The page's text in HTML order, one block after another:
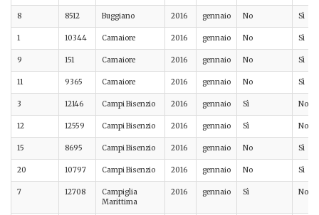
8 8512 Buggiano 2016 gennaio No Sì
1 10344 Camaiore 2016 gennaio No Sì
9 151 Camaiore 2016 gennaio No Sì
11 9365 Camaiore 2016 gennaio No Sì
3 12146 Campi Bisenzio 2016 gennaio Sì No
12 12559 Campi Bisenzio 2016 gennaio Sì No
15 8695 Campi Bisenzio 2016 gennaio No Sì
20 10797 Campi Bisenzio 2016 gennaio No Sì
7 12708
Campiglia
Marittima
2016 gennaio Sì No